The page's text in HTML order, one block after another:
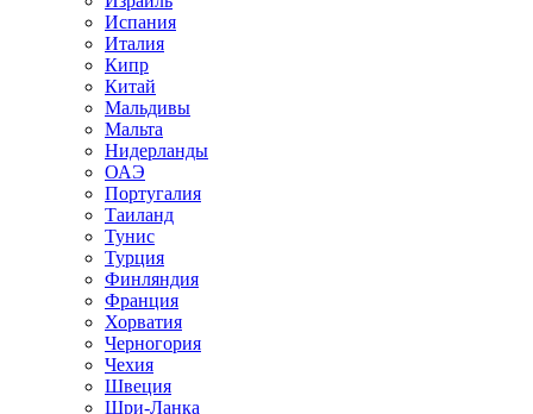
Испания
Италия
Кипр
Китай
Мальдивы
Мальта
Нидерланды
ОАЭ
Португалия
Таиланд
Тунис
Турция
Финляндия
Франция
Хорватия
Черногория
Чехия
Швеция
Шри-Ланка